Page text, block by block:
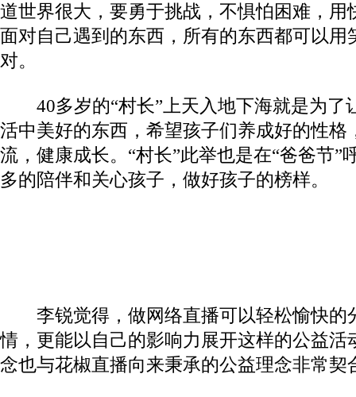
道世界很大，要勇于挑战，不惧怕困难，用
面对自己遇到的东西，所有的东西都可以用
对。
40多岁的“村长”上天入地下海就是为了
活中美好的东西，希望孩子们养成好的性格
流，健康成长。“村长”此举也是在“爸爸节”
多的陪伴和关心孩子，做好孩子的榜样。
李锐觉得，做网络直播可以轻松愉快的
情，更能以自己的影响力展开这样的公益活
念也与花椒直播向来秉承的公益理念非常契